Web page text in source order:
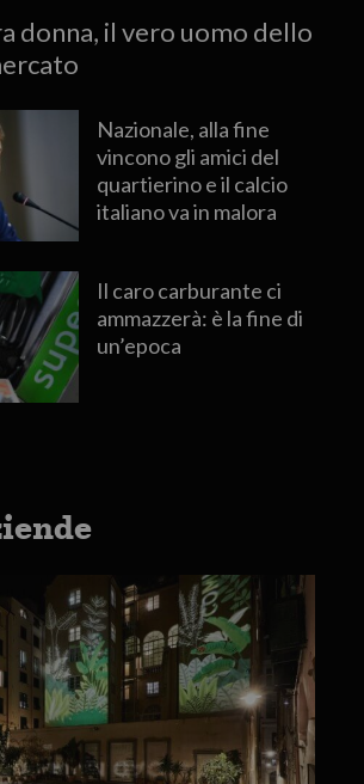
donna, il vero uomo dello
Nazionale, alla fine
vincono gli amici del
quartierino e il calcio
italiano va in malora
Il caro carburante ci
ammazzerà: è la fine di
un’epoca